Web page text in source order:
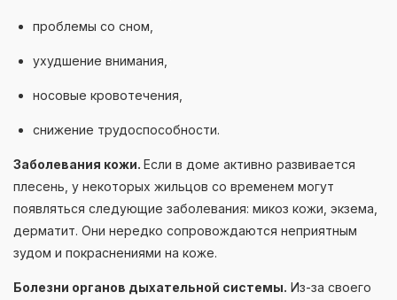
проблемы со сном,
ухудшение внимания,
носовые кровотечения,
снижение трудоспособности.
Заболевания кожи. Если в доме активно развивается
плесень, у некоторых жильцов со временем могут
появляться следующие заболевания: микоз кожи, экзема,
дерматит. Они нередко сопровождаются неприятным
зудом и покраснениями на коже.
Болезни органов дыхательной системы. Из-за своего